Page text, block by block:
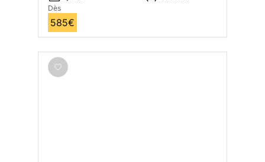
Dès
585€